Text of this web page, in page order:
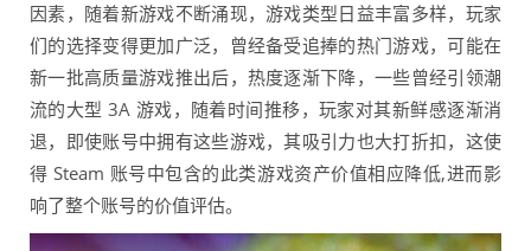
因素，随着新游戏不断涌现，游戏类型日益丰富多样，玩家
们的选择变得更加广泛，曾经备受追捧的热门游戏，可能在
新一批高质量游戏推出后，热度逐渐下降，一些曾经引领潮
流的大型 3A 游戏，随着时间推移，玩家对其新鲜感逐渐消
退，即使账号中拥有这些游戏，其吸引力也大打折扣，这使
得 Steam 账号中包含的此类游戏资产价值相应降低,进而影
响了整个账号的价值评估。